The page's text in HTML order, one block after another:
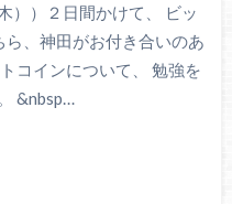
））２日間かけて、 ビッ
、神田がお付き合いのあ
コインについて、 勉強を
&nbsp…